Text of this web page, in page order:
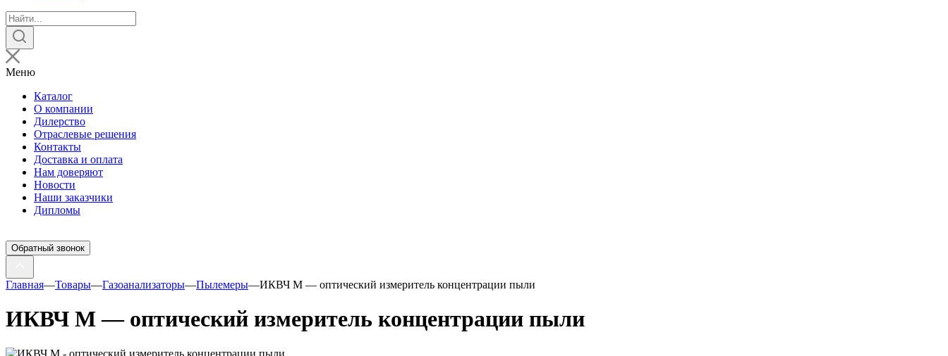
Поиск
товаров
Меню
Каталог
О компании
Дилерство
Отраслевые решения
Контакты
Доставка и оплата
Нам доверяют
Новости
Наши заказчики
Дипломы
Обратный звонок
Главная—Товары—Газоанализаторы—Пылемеры—ИКВЧ М — оптический измеритель концентрации пыли
ИКВЧ М — оптический измеритель концентрации пыли